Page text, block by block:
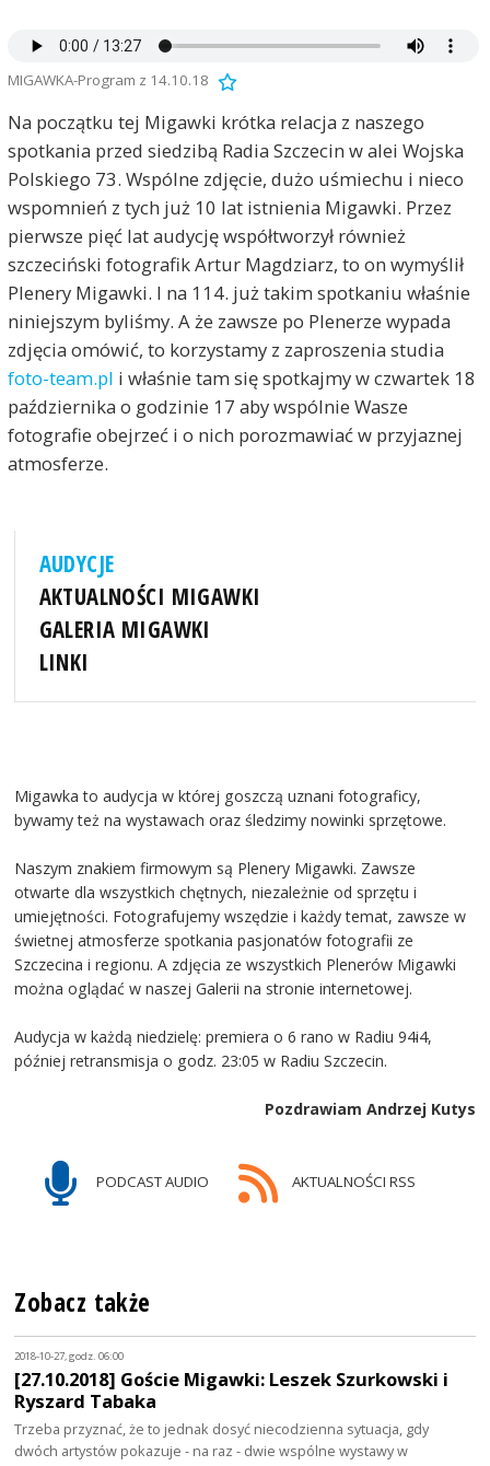
MIGAWKA-Program z 14.10.18
Na początku tej Migawki krótka relacja z naszego
spotkania przed siedzibą Radia Szczecin w alei Wojska
Polskiego 73. Wspólne zdjęcie, dużo uśmiechu i nieco
wspomnień z tych już 10 lat istnienia Migawki. Przez
pierwsze pięć lat audycję współtworzył również
szczeciński fotografik Artur Magdziarz, to on wymyślił
Plenery Migawki. I na 114. już takim spotkaniu właśnie
niniejszym byliśmy. A że zawsze po Plenerze wypada
zdjęcia omówić, to korzystamy z zaproszenia studia
foto-team.pl i właśnie tam się spotkajmy w czwartek 18
października o godzinie 17 aby wspólnie Wasze
fotografie obejrzeć i o nich porozmawiać w przyjaznej
atmosferze.
AUDYCJE
AKTUALNOŚCI MIGAWKI
GALERIA MIGAWKI
LINKI
Migawka to audycja w której goszczą uznani fotograficy,
bywamy też na wystawach oraz śledzimy nowinki sprzętowe.
Naszym znakiem firmowym są Plenery Migawki. Zawsze
otwarte dla wszystkich chętnych, niezależnie od sprzętu i
umiejętności. Fotografujemy wszędzie i każdy temat, zawsze w
świetnej atmosferze spotkania pasjonatów fotografii ze
Szczecina i regionu. A zdjęcia ze wszystkich Plenerów Migawki
można oglądać w naszej Galerii na stronie internetowej.
Audycja w każdą niedzielę: premiera o 6 rano w Radiu 94i4,
później retransmisja o godz. 23:05 w Radiu Szczecin.
Pozdrawiam Andrzej Kutys
PODCAST AUDIO AKTUALNOŚCI RSS
Zobacz także
2018-10-27, godz. 06:00
[27.10.2018] Goście Migawki: Leszek Szurkowski i
Ryszard Tabaka
Trzeba przyznać, że to jednak dosyć niecodzienna sytuacja, gdy
dwóch artystów pokazuje - na raz - dwie wspólne wystawy w